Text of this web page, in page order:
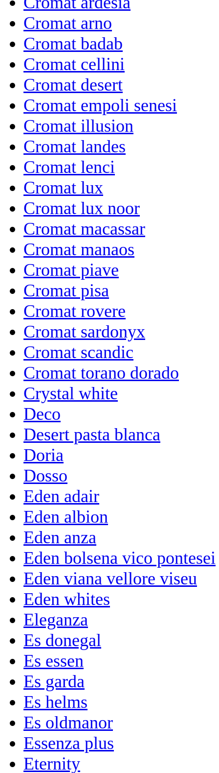
Cromat arno
Cromat badab
Cromat cellini
Cromat desert
Cromat empoli senesi
Cromat illusion
Cromat landes
Cromat lenci
Cromat lux
Cromat lux noor
Cromat macassar
Cromat manaos
Cromat piave
Cromat pisa
Cromat rovere
Cromat sardonyx
Cromat scandic
Cromat torano dorado
Crystal white
Deco
Desert pasta blanca
Doria
Dosso
Eden adair
Eden albion
Eden anza
Eden bolsena vico pontesei
Eden viana vellore viseu
Eden whites
Eleganza
Es donegal
Es essen
Es garda
Es helms
Es oldmanor
Essenza plus
Eternity